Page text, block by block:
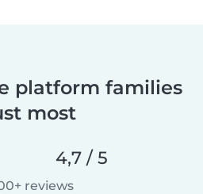
platform families
most
4,7 / 5
reviews